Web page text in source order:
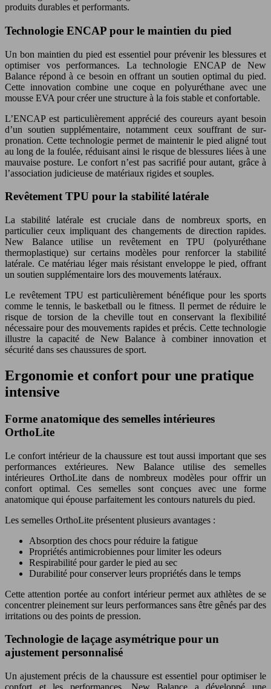
produits durables et performants.
Technologie ENCAP pour le maintien du pied
Un bon maintien du pied est essentiel pour prévenir les blessures et
optimiser vos performances. La technologie ENCAP de New
Balance répond à ce besoin en offrant un soutien optimal du pied.
Cette innovation combine une coque en polyuréthane avec une
mousse EVA pour créer une structure à la fois stable et confortable.
L’ENCAP est particulièrement apprécié des coureurs ayant besoin
d’un soutien supplémentaire, notamment ceux souffrant de sur-
pronation. Cette technologie permet de maintenir le pied aligné tout
au long de la foulée, réduisant ainsi le risque de blessures liées à une
mauvaise posture. Le confort n’est pas sacrifié pour autant, grâce à
l’association judicieuse de matériaux rigides et souples.
Revêtement TPU pour la stabilité latérale
La stabilité latérale est cruciale dans de nombreux sports, en
particulier ceux impliquant des changements de direction rapides.
New Balance utilise un revêtement en TPU (polyuréthane
thermoplastique) sur certains modèles pour renforcer la stabilité
latérale. Ce matériau léger mais résistant enveloppe le pied, offrant
un soutien supplémentaire lors des mouvements latéraux.
Le revêtement TPU est particulièrement bénéfique pour les sports
comme le tennis, le basketball ou le fitness. Il permet de réduire le
risque de torsion de la cheville tout en conservant la flexibilité
nécessaire pour des mouvements rapides et précis. Cette technologie
illustre la capacité de New Balance à combiner innovation et
sécurité dans ses chaussures de sport.
Ergonomie et confort pour une pratique
intensive
Forme anatomique des semelles intérieures
OrthoLite
Le confort intérieur de la chaussure est tout aussi important que ses
performances extérieures. New Balance utilise des semelles
intérieures OrthoLite dans de nombreux modèles pour offrir un
confort optimal. Ces semelles sont conçues avec une forme
anatomique qui épouse parfaitement les contours naturels du pied.
Les semelles OrthoLite présentent plusieurs avantages :
Absorption des chocs pour réduire la fatigue
Propriétés antimicrobiennes pour limiter les odeurs
Respirabilité pour garder le pied au sec
Durabilité pour conserver leurs propriétés dans le temps
Cette attention portée au confort intérieur permet aux athlètes de se
concentrer pleinement sur leurs performances sans être gênés par des
irritations ou des points de pression.
Technologie de laçage asymétrique pour un
ajustement personnalisé
Un ajustement précis de la chaussure est essentiel pour optimiser le
confort et les performances. New Balance a développé une